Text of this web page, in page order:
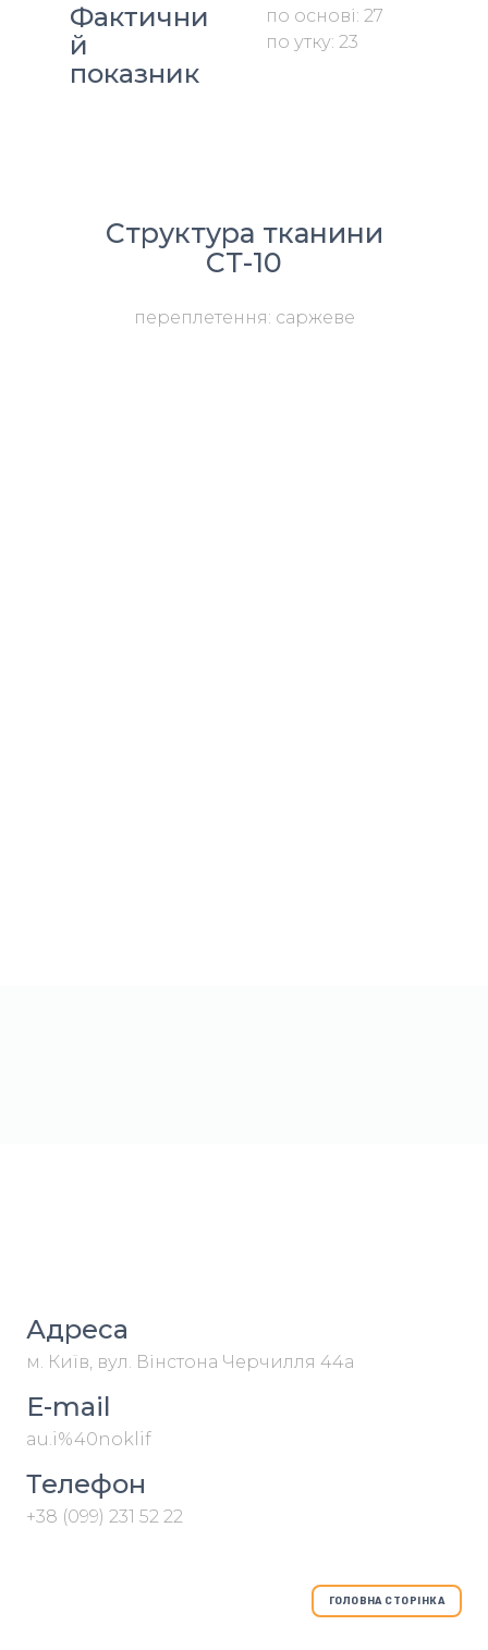
Фактични
й
показник
по основі: 27
по утку: 23
Структура тканини
СТ-10
переплетення: саржеве
Адреса
м. Київ, вул. Вінстона Черчилля 44а
E-mail
au.i%40noklif
Телефон
+38 (099) 231 52 22
ГОЛОВНА СТОРІНКА